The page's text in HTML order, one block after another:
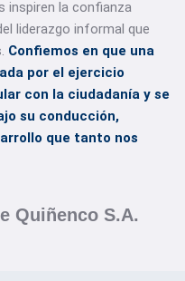
inspiren la confianza
liderazgo informal que
Confiemos en que una
por el ejercicio
con la ciudadanía y se
su conducción,
que tanto nos
Quiñenco S.A.